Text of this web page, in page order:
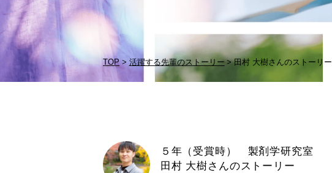
TOP 活躍する先輩のストーリー 田村 大樹さんのストーリー
５年（受賞時） 製剤学研究室
田村 大樹さんのストーリー